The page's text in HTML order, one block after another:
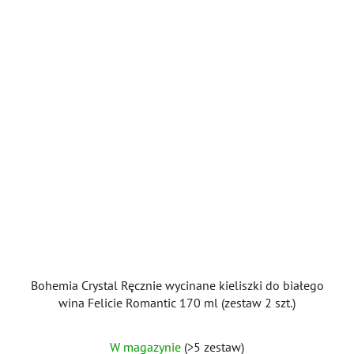
Bohemia Crystal Ręcznie wycinane kieliszki do białego
wina Felicie Romantic 170 ml (zestaw 2 szt.)
W magazynie (>5 zestaw)